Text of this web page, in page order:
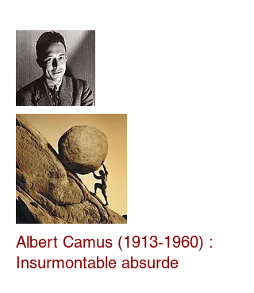
Albert Camus (1913-1960) :
Insurmontable absurde